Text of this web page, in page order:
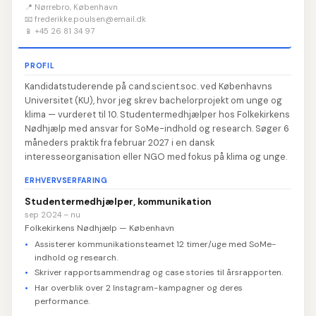
📍 Nørrebro, København
📧 frederikke.poulsen@email.dk
📱 +45 26 81 34 97
PROFIL
Kandidatstuderende på cand.scient.soc. ved Københavns
Universitet (KU), hvor jeg skrev bachelorprojekt om unge og
klima — vurderet til 10. Studentermedhjælper hos Folkekirkens
Nødhjælp med ansvar for SoMe-indhold og research. Søger 6
måneders praktik fra februar 2027 i en dansk
interesseorganisation eller NGO med fokus på klima og unge.
ERHVERVSERFARING
Studentermedhjælper, kommunikation
sep 2024 – nu
Folkekirkens Nødhjælp — København
Assisterer kommunikationsteamet 12 timer/uge med SoMe-
indhold og research.
Skriver rapportsammendrag og case stories til årsrapporten.
Har overblik over 2 Instagram-kampagner og deres
performance.